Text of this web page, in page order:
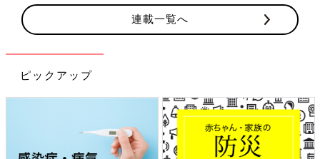
連載一覧へ
ピックアップ